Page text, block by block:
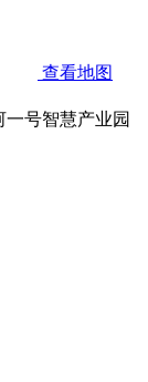
查看地图
一号智慧产业园